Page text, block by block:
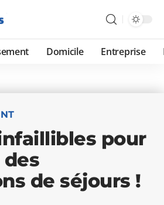
Domicile Entreprise
pour
de séjours !